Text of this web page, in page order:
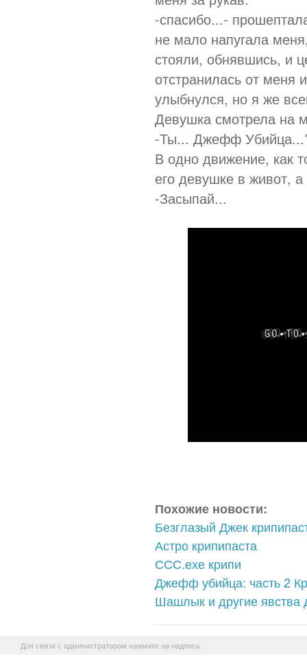
-спасибо...-
не мало напугала
стояли, обнявшись, и
отстранилась от
улыбнулся, но я же
Девушка смотрела на
-Ты... Джефф
В одно движение, как
его девушке в живот,
-Засыпай...
Похожие новости:
Безглазый Джек
Астро крипипаста
ССС.ехе крипи
Джефф убийца: часть 2
Шашлык и другие явства
Для связи с администратором нажмите на надпись